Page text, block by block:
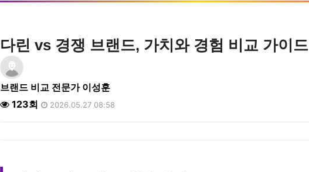
다린 vs 경쟁 브랜드, 가치와 경험 비교 가이드
브랜드 비교 전문가 이성훈
123회
2026.05.27 08:58